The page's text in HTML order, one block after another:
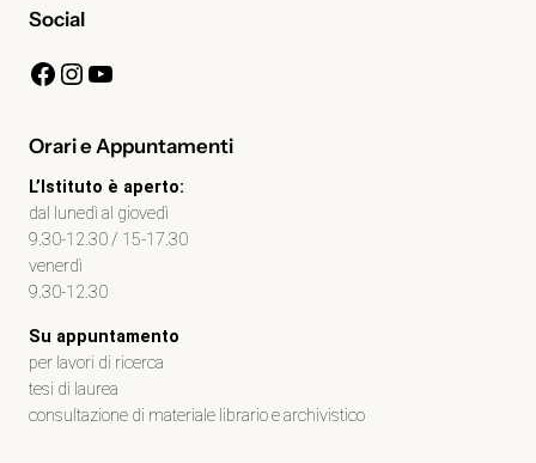
Social
Facebook InstagramYouTube
Orari e Appuntamenti
L’Istituto è aperto:
dal lunedì al giovedì
9.30-12.30 / 15-17.30
venerdì
9.30-12.30
Su appuntamento
per lavori di ricerca
tesi di laurea
consultazione di materiale librario e archivistico